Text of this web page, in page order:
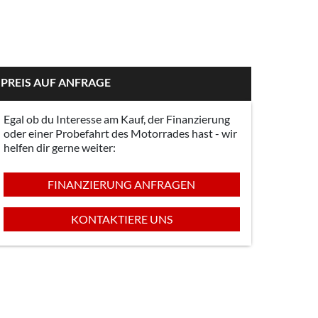
PREIS AUF ANFRAGE
Egal ob du Interesse am Kauf, der Finanzierung
oder einer Probefahrt des Motorrades hast - wir
helfen dir gerne weiter:
FINANZIERUNG ANFRAGEN
KONTAKTIERE UNS